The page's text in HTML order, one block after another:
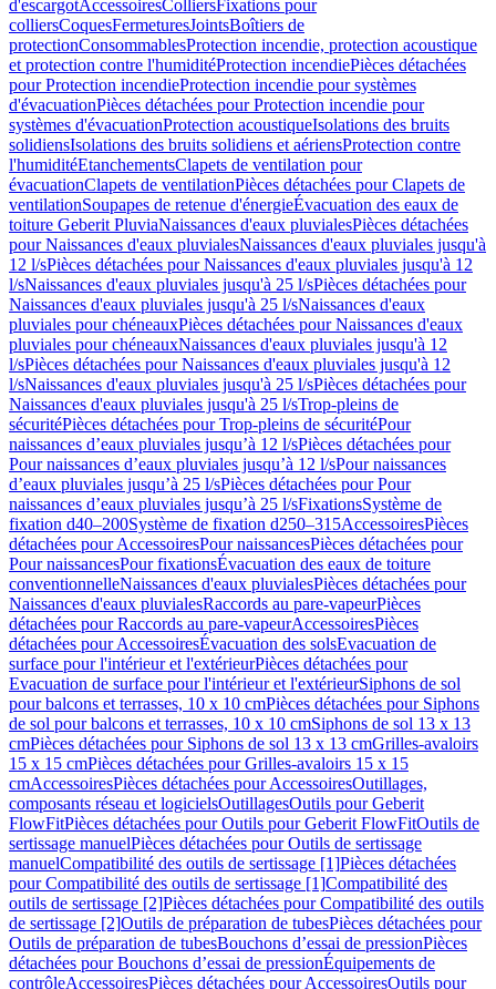
d'escargotAccessoiresColliersFixations pour
colliersCoquesFermeturesJointsBoîtiers de
protectionConsommablesProtection incendie, protection acoustique
et protection contre l'humiditéProtection incendiePièces détachées
pour Protection incendieProtection incendie pour systèmes
d'évacuationPièces détachées pour Protection incendie pour
systèmes d'évacuationProtection acoustiqueIsolations des bruits
solidiensIsolations des bruits solidiens et aériensProtection contre
l'humiditéEtanchementsClapets de ventilation pour
évacuationClapets de ventilationPièces détachées pour Clapets de
ventilationSoupapes de retenue d'énergieÉvacuation des eaux de
toiture Geberit PluviaNaissances d'eaux pluvialesPièces détachées
pour Naissances d'eaux pluvialesNaissances d'eaux pluviales jusqu'à
12 l/sPièces détachées pour Naissances d'eaux pluviales jusqu'à 12
l/sNaissances d'eaux pluviales jusqu'à 25 l/sPièces détachées pour
Naissances d'eaux pluviales jusqu'à 25 l/sNaissances d'eaux
pluviales pour chéneauxPièces détachées pour Naissances d'eaux
pluviales pour chéneauxNaissances d'eaux pluviales jusqu'à 12
l/sPièces détachées pour Naissances d'eaux pluviales jusqu'à 12
l/sNaissances d'eaux pluviales jusqu'à 25 l/sPièces détachées pour
Naissances d'eaux pluviales jusqu'à 25 l/sTrop-pleins de
sécuritéPièces détachées pour Trop-pleins de sécuritéPour
naissances d’eaux pluviales jusqu’à 12 l/sPièces détachées pour
Pour naissances d’eaux pluviales jusqu’à 12 l/sPour naissances
d’eaux pluviales jusqu’à 25 l/sPièces détachées pour Pour
naissances d’eaux pluviales jusqu’à 25 l/sFixationsSystème de
fixation d40–200Système de fixation d250–315AccessoiresPièces
détachées pour AccessoiresPour naissancesPièces détachées pour
Pour naissancesPour fixationsÉvacuation des eaux de toiture
conventionnelleNaissances d'eaux pluvialesPièces détachées pour
Naissances d'eaux pluvialesRaccords au pare-vapeurPièces
détachées pour Raccords au pare-vapeurAccessoiresPièces
détachées pour AccessoiresÉvacuation des solsEvacuation de
surface pour l'intérieur et l'extérieurPièces détachées pour
Evacuation de surface pour l'intérieur et l'extérieurSiphons de sol
pour balcons et terrasses, 10 x 10 cmPièces détachées pour Siphons
de sol pour balcons et terrasses, 10 x 10 cmSiphons de sol 13 x 13
cmPièces détachées pour Siphons de sol 13 x 13 cmGrilles-avaloirs
15 x 15 cmPièces détachées pour Grilles-avaloirs 15 x 15
cmAccessoiresPièces détachées pour AccessoiresOutillages,
composants réseau et logicielsOutillagesOutils pour Geberit
FlowFitPièces détachées pour Outils pour Geberit FlowFitOutils de
sertissage manuelPièces détachées pour Outils de sertissage
manuelCompatibilité des outils de sertissage [1]Pièces détachées
pour Compatibilité des outils de sertissage [1]Compatibilité des
outils de sertissage [2]Pièces détachées pour Compatibilité des outils
de sertissage [2]Outils de préparation de tubesPièces détachées pour
Outils de préparation de tubesBouchons d’essai de pressionPièces
détachées pour Bouchons d’essai de pressionÉquipements de
contrôleAccessoiresPièces détachées pour AccessoiresOutils pour